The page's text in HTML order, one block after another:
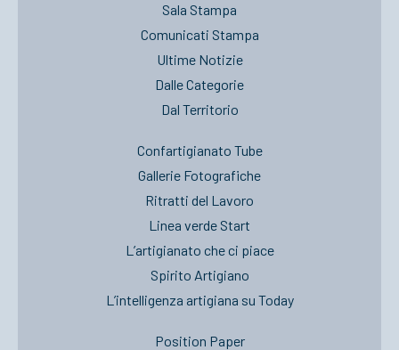
Sala Stampa
Comunicati Stampa
Ultime Notizie
Dalle Categorie
Dal Territorio
Confartigianato Tube
Gallerie Fotografiche
Ritratti del Lavoro
Linea verde Start
L’artigianato che ci piace
Spirito Artigiano
L’intelligenza artigiana su Today
Position Paper